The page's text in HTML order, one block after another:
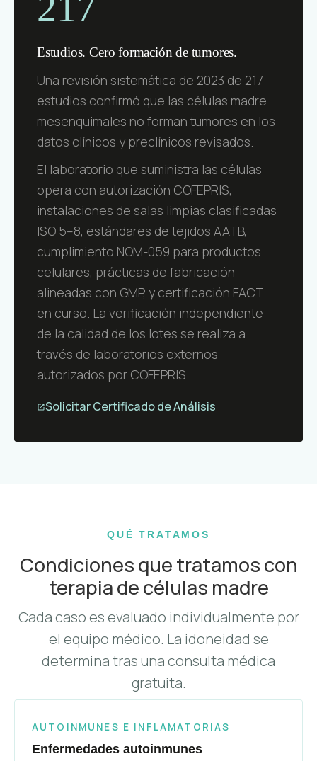
Estudios. Cero formación de tumores.
Una revisión sistemática de 2023 de 217
estudios confirmó que las células madre
mesenquimales no forman tumores en los
datos clínicos y preclínicos revisados.
El laboratorio que suministra las células
opera con autorización COFEPRIS,
instalaciones de salas limpias clasificadas
ISO 5–8, estándares de tejidos AATB,
cumplimiento NOM-059 para productos
celulares, prácticas de fabricación
alineadas con GMP, y certificación FACT
en curso. La verificación independiente
de la calidad de los lotes se realiza a
través de laboratorios externos
autorizados por COFEPRIS.
Solicitar Certificado de Análisis
QUÉ TRATAMOS
Condiciones que tratamos con
terapia de células madre
Cada caso es evaluado individualmente por
el equipo médico. La idoneidad se
determina tras una consulta médica
gratuita.
AUTOINMUNES E INFLAMATORIAS
Enfermedades autoinmunes